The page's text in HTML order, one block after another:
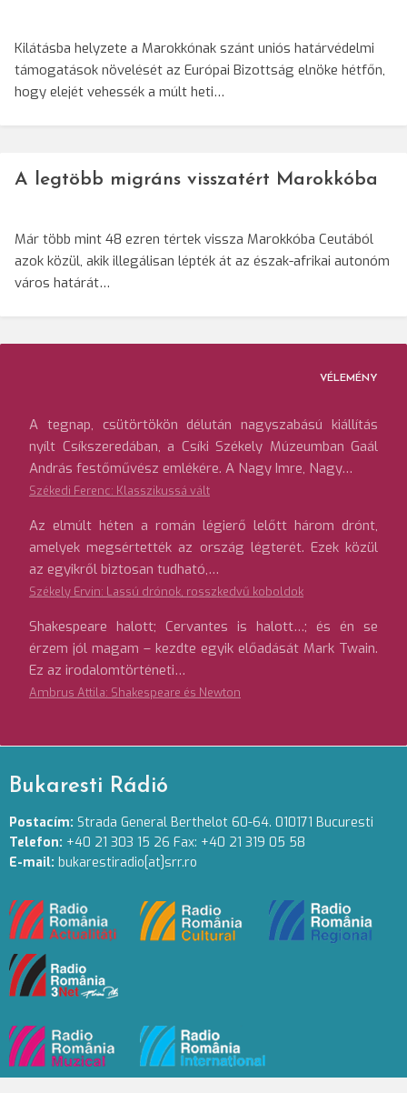
Kilátásba helyzete a Marokkónak szánt uniós határvédelmi
támogatások növelését az Európai Bizottság elnöke hétfőn,
hogy elejét vehessék a múlt heti…
A legtöbb migráns visszatért Marokkóba
Már több mint 48 ezren tértek vissza Marokkóba Ceutából
azok közül, akik illegálisan lépték át az észak-afrikai autonóm
város határát…
VÉLEMÉNY
A tegnap, csütörtökön délután nagyszabású kiállítás
nyílt Csíkszeredában, a Csíki Székely Múzeumban Gaál
András festőművész emlékére. A Nagy Imre, Nagy…
Székedi Ferenc: Klasszikussá vált
Az elmúlt héten a román légierő lelőtt három drónt,
amelyek megsértették az ország légterét. Ezek közül
az egyikről biztosan tudható,…
Székely Ervin: Lassú drónok, rosszkedvű koboldok
Shakespeare halott; Cervantes is halott…; és én se
érzem jól magam – kezdte egyik előadását Mark Twain.
Ez az irodalomtörténeti…
Ambrus Attila: Shakespeare és Newton
Bukaresti Rádió
Postacím: Strada General Berthelot 60-64. 010171 Bucuresti
Telefon: +40 21 303 15 26 Fax: +40 21 319 05 58
E-mail: bukarestiradio[at]srr.ro